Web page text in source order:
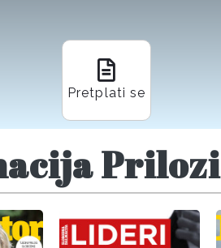
Pretplati se
Prilozi